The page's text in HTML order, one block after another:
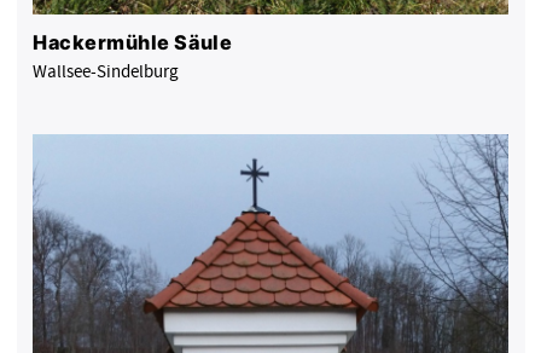
Hackermühle Säule
Wallsee-Sindelburg